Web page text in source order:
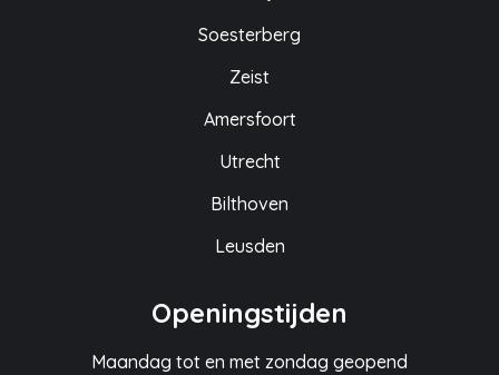
Soesterberg
Zeist
Amersfoort
Utrecht
Bilthoven
Leusden
Openingstijden
Maandag tot en met zondag geopend